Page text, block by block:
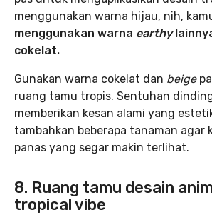
menggunakan warna hijau, nih,
menggunakan warna earthy
cokelat.
Gunakan warna cokelat dan beige
ruang tamu tropis. Sentuhan
memberikan kesan alami yang
tambahkan beberapa tanaman agar
panas yang segar makin terlihat.
8. Ruang tamu desain
tropical vibe